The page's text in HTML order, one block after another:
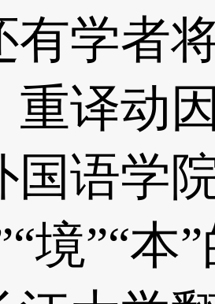
者将
重译动
国语学
境”“